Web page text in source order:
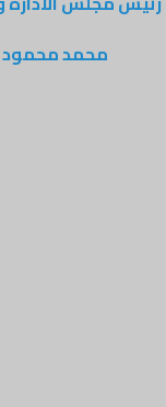
محمد محمود